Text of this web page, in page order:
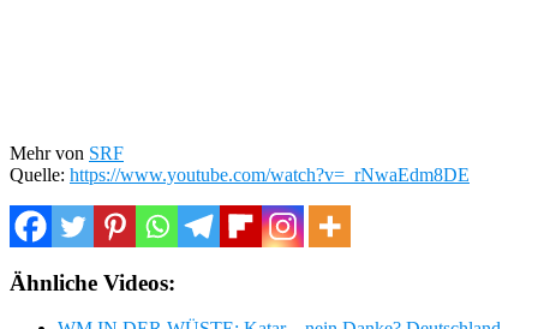
Mehr von SRF
Quelle: https://www.youtube.com/watch?v=_rNwaEdm8DE
Ähnliche Videos: